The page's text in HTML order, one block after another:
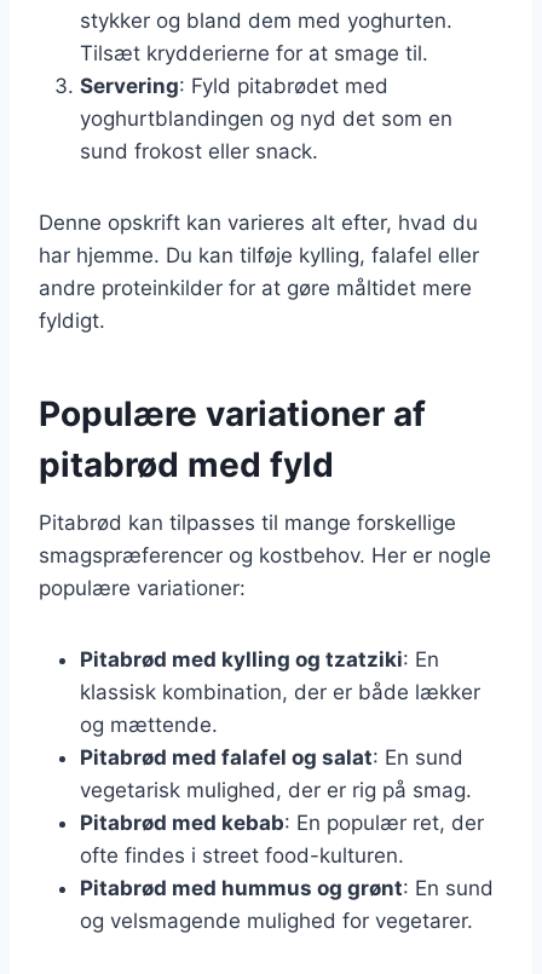
stykker og bland dem med yoghurten.
Tilsæt krydderierne for at smage til.
Servering: Fyld pitabrødet med
yoghurtblandingen og nyd det som en
sund frokost eller snack.
Denne opskrift kan varieres alt efter, hvad du
har hjemme. Du kan tilføje kylling, falafel eller
andre proteinkilder for at gøre måltidet mere
fyldigt.
Populære variationer af
pitabrød med fyld
Pitabrød kan tilpasses til mange forskellige
smagspræferencer og kostbehov. Her er nogle
populære variationer:
Pitabrød med kylling og tzatziki: En
klassisk kombination, der er både lækker
og mættende.
Pitabrød med falafel og salat: En sund
vegetarisk mulighed, der er rig på smag.
Pitabrød med kebab: En populær ret, der
ofte findes i street food-kulturen.
Pitabrød med hummus og grønt: En sund
og velsmagende mulighed for vegetarer.